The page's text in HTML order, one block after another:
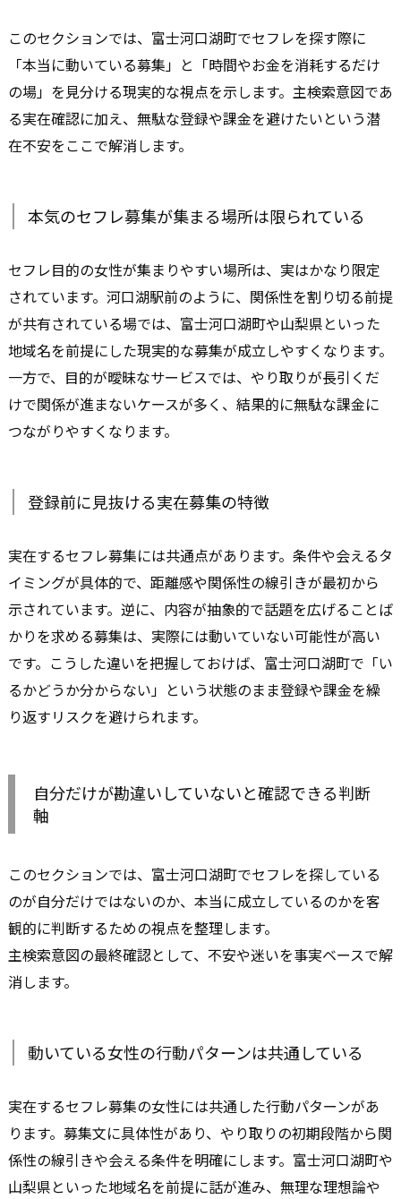
このセクションでは、富士河口湖町でセフレを探す際に
「本当に動いている募集」と「時間やお金を消耗するだけ
の場」を見分ける現実的な視点を示します。主検索意図であ
る実在確認に加え、無駄な登録や課金を避けたいという潜
在不安をここで解消します。
本気のセフレ募集が集まる場所は限られている
セフレ目的の女性が集まりやすい場所は、実はかなり限定
されています。河口湖駅前のように、関係性を割り切る前提
が共有されている場では、富士河口湖町や山梨県といった
地域名を前提にした現実的な募集が成立しやすくなります。
一方で、目的が曖昧なサービスでは、やり取りが長引くだ
けで関係が進まないケースが多く、結果的に無駄な課金に
つながりやすくなります。
登録前に見抜ける実在募集の特徴
実在するセフレ募集には共通点があります。条件や会えるタ
イミングが具体的で、距離感や関係性の線引きが最初から
示されています。逆に、内容が抽象的で話題を広げることば
かりを求める募集は、実際には動いていない可能性が高い
です。こうした違いを把握しておけば、富士河口湖町で「い
るかどうか分からない」という状態のまま登録や課金を繰
り返すリスクを避けられます。
自分だけが勘違いしていないと確認できる判断
軸
このセクションでは、富士河口湖町でセフレを探している
のが自分だけではないのか、本当に成立しているのかを客
観的に判断するための視点を整理します。
主検索意図の最終確認として、不安や迷いを事実ベースで解
消します。
動いている女性の行動パターンは共通している
実在するセフレ募集の女性には共通した行動パターンがあ
ります。募集文に具体性があり、やり取りの初期段階から関
係性の線引きや会える条件を明確にします。富士河口湖町や
山梨県といった地域名を前提に話が進み、無理な理想論や